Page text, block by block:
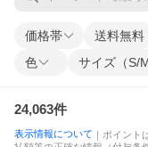
価格帯 送料無料
色 サイズ（S/
24,063件
表示情報について ｜ポイント